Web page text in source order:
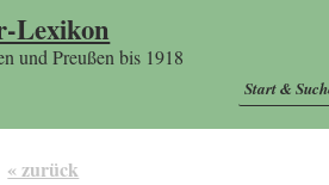
Lexikon
und Preußen bis 1918
Start &
« zurück